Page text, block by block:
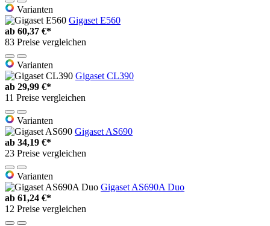
Varianten
Gigaset E560
ab 60,37 €*
83 Preise vergleichen
Varianten
Gigaset CL390
ab 29,99 €*
11 Preise vergleichen
Varianten
Gigaset AS690
ab 34,19 €*
23 Preise vergleichen
Varianten
Gigaset AS690A Duo
ab 61,24 €*
12 Preise vergleichen